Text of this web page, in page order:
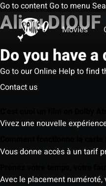
Go to content Go to menu
Movies
Aliou DIOUF
Do you have
Go to our Online Help to find
Contact us
Vivez une nouvelle
Vous donne accès à un tarif
Avec le placement